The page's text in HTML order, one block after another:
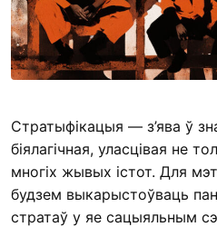
Стратыфікацыя — з’ява ў
біялагічная, уласцівая не
многіх жывых істот. Для
будзем выкарыстоўваць
стратаў у яе сацыяльным